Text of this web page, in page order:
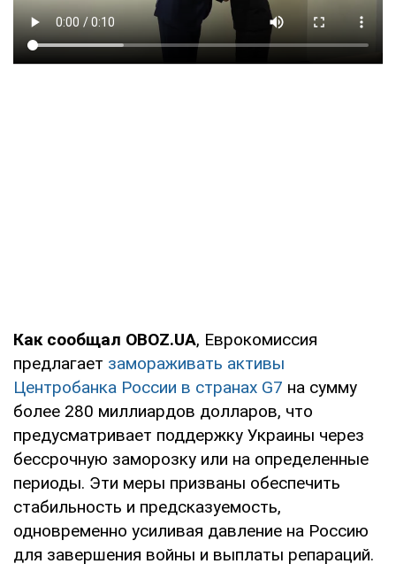
Как сообщал OBOZ.UA, Еврокомиссия
предлагает замораживать активы
Центробанка России в странах G7 на сумму
более 280 миллиардов долларов, что
предусматривает поддержку Украины через
бессрочную заморозку или на определенные
периоды. Эти меры призваны обеспечить
стабильность и предсказуемость,
одновременно усиливая давление на Россию
для завершения войны и выплаты репараций.